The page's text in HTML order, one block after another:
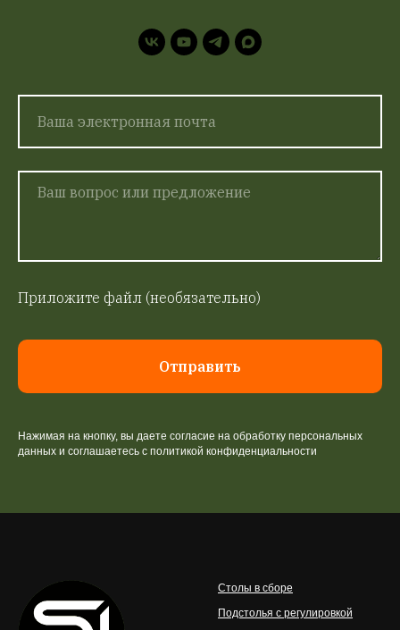
Приложите файл (необязательно)
Отправить
Нажимая на кнопку, вы даете согласие на обработку персональных
данных и соглашаетесь c политикой конфиденциальности
Столы в сборе
Подстолья с регулировкой